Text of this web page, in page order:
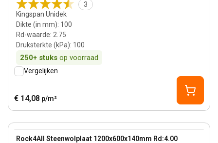
3
Kingspan Unidek
Dikte (in mm): 100
Rd-waarde: 2.75
Druksterkte (kPa): 100
250+ stuks op voorraad
Vergelijken
€ 14,08 p/m²
Rock4All Steenwolplaat 1200x600x140mm Rd:4.00
View product